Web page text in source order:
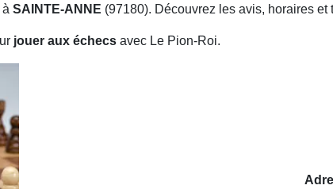
SAINTE-ANNE (97180). Découvrez les avis, horaires et
jouer aux échecs avec Le Pion-Roi.